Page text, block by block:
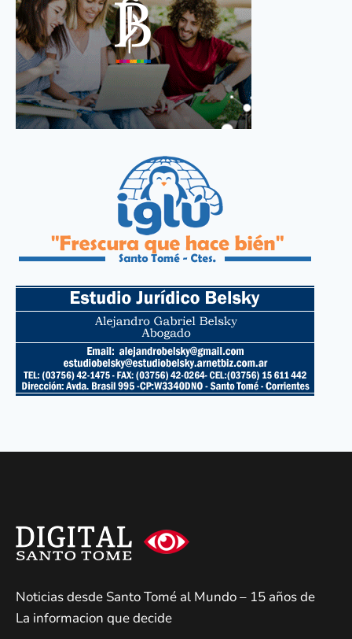
Noticias desde Santo Tomé al Mundo – 15 años de
La informacion que decide